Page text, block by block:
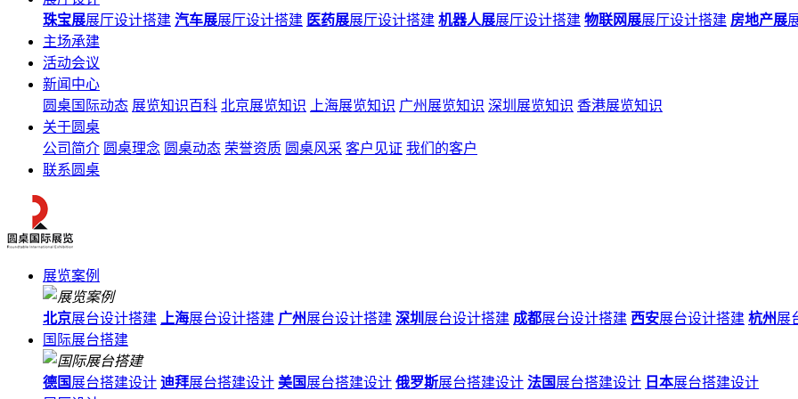
珠宝展展厅设计搭建 汽车展展厅设计搭建 医药展展厅设计搭建 机器人展展厅设计搭建 物联网展展厅设计搭建 房地产展
主场承建
活动会议
新闻中心
圆桌国际动态 展览知识百科 北京展览知识 上海展览知识 广州展览知识 深圳展览知识 香港展览知识
关于圆桌
公司简介 圆桌理念 圆桌动态 荣誉资质 圆桌风采 客户见证 我们的客户
联系圆桌
展览案例
北京展台设计搭建 上海展台设计搭建 广州展台设计搭建 深圳 展台设计搭建 成都展台设计搭建 西安展台设计搭建 杭州展
国际展台搭建
德国 展台搭建设计 迪拜展台搭建设计 美国 展台搭建设计 俄罗斯展台搭建设计 法国 展台搭建设计 日本展台搭建设计